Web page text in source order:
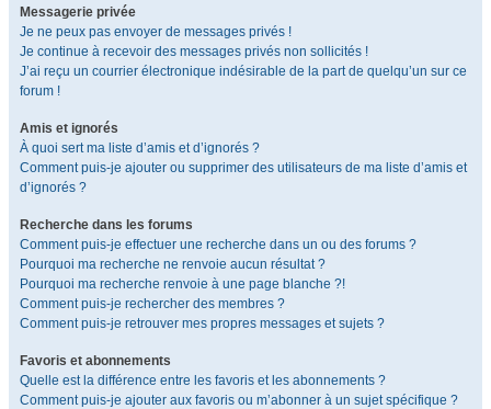
Messagerie privée
Je ne peux pas envoyer de messages privés !
Je continue à recevoir des messages privés non sollicités !
J’ai reçu un courrier électronique indésirable de la part de quelqu’un sur ce
forum !
Amis et ignorés
À quoi sert ma liste d’amis et d’ignorés ?
Comment puis-je ajouter ou supprimer des utilisateurs de ma liste d’amis et
d’ignorés ?
Recherche dans les forums
Comment puis-je effectuer une recherche dans un ou des forums ?
Pourquoi ma recherche ne renvoie aucun résultat ?
Pourquoi ma recherche renvoie à une page blanche ?!
Comment puis-je rechercher des membres ?
Comment puis-je retrouver mes propres messages et sujets ?
Favoris et abonnements
Quelle est la différence entre les favoris et les abonnements ?
Comment puis-je ajouter aux favoris ou m’abonner à un sujet spécifique ?